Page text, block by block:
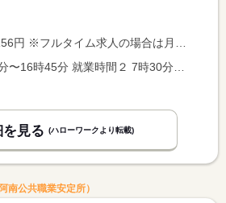
場合は月額（換算額）、パート求人の場合は時間額を表示しています。
見る (ハローワークより転載)
南公共職業安定所）